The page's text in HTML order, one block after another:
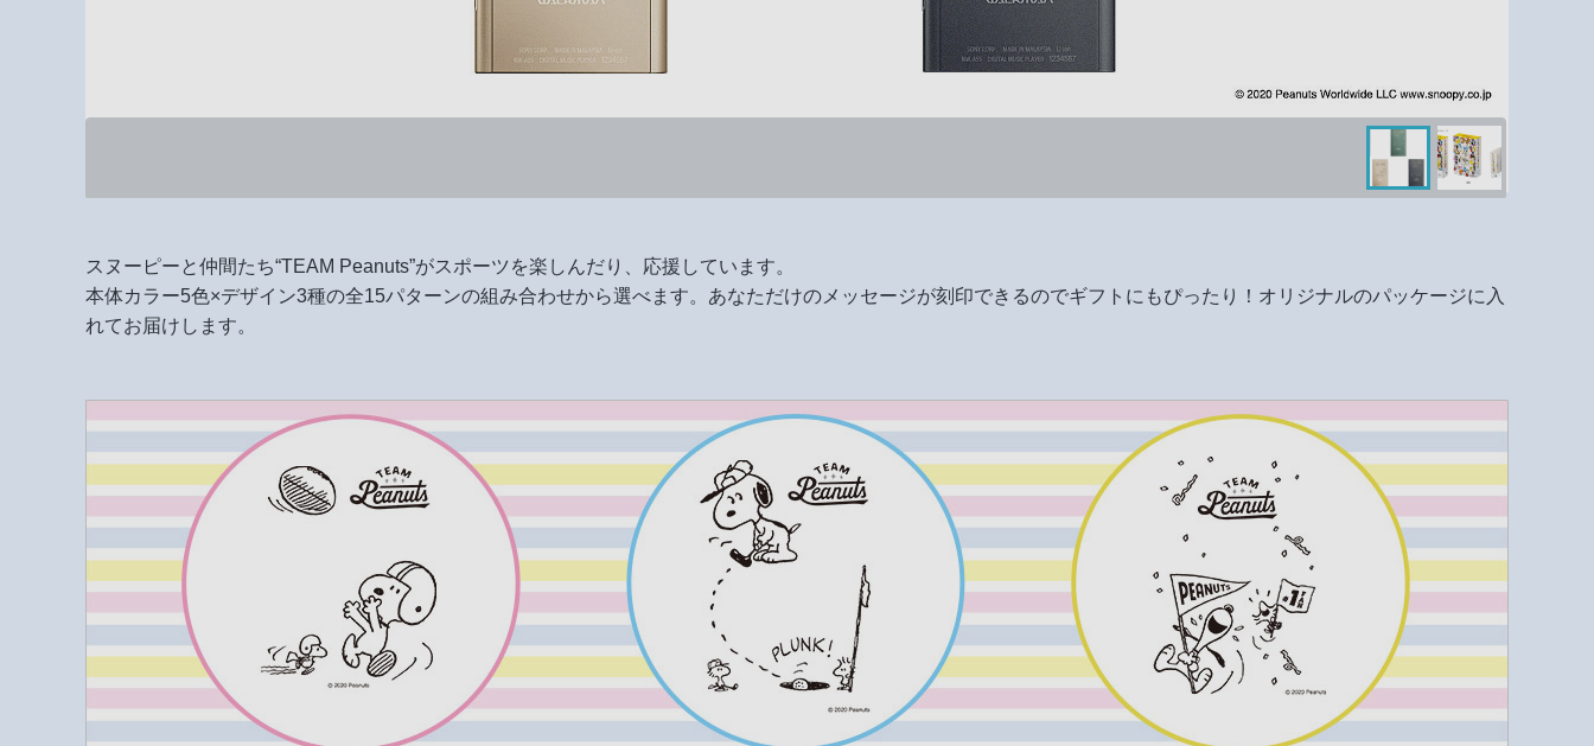
スヌーピーと仲間たち“TEAM Peanuts”がスポーツを楽しんだり、応援しています。
本体カラー5色×デザイン3種の全15パターンの組み合わせから選べます。あなただけのメッセージが刻印できるのでギフトにもぴったり！オリジナルのパッケージに入
れてお届けします。